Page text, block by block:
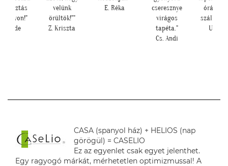
velünk
örültök!""
Z. Kriszta
E. Réka
cseresznye
virágos
tapéta."
Cs. Andi
órán belüli
szállítással!"
U. Leila
CASA (spanyol ház) + HELIOS (nap
görögül) = CASELIO
Ez az egyenlet csak egyet jelenthet.
Egy ragyogó márkát, mérhetetlen optimizmussal! A